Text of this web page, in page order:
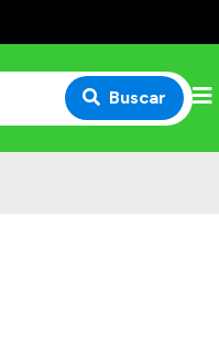
Buscar